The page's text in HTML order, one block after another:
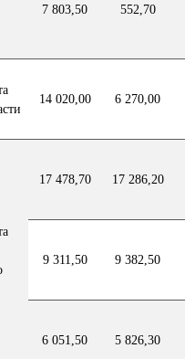
7 803,50 552,70
14 020,00 6 270,00
17 478,70 17 286,20
9 311,50 9 382,50
6 051,50 5 826,30